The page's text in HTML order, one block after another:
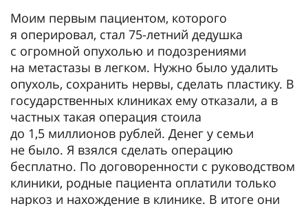
Моим первым пациентом, которого
я оперировал, стал 75-летний дедушка
с огромной опухолью и подозрениями
на метастазы в легком. Нужно было удалить
опухоль, сохранить нервы, сделать пластику. В
государственных клиниках ему отказали, а в
частных такая операция стоила
до 1,5 миллионов рублей. Денег у семьи
не было. Я взялся сделать операцию
бесплатно. По договоренности с руководством
клиники, родные пациента оплатили только
наркоз и нахождение в клинике. В итоге они